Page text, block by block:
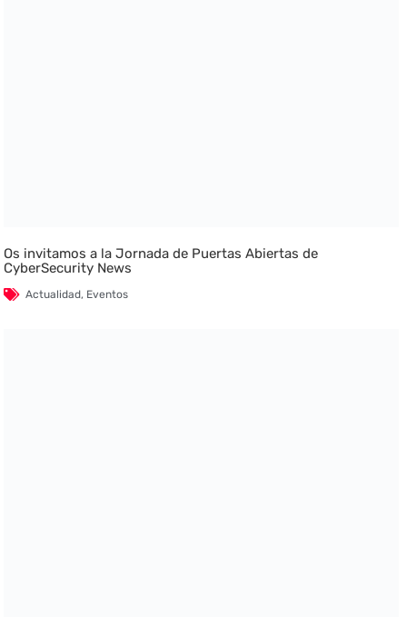
Os invitamos a la Jornada de Puertas Abiertas de
CyberSecurity News
Actualidad, Eventos